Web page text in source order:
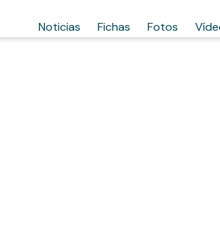
Noticias Fichas Fotos